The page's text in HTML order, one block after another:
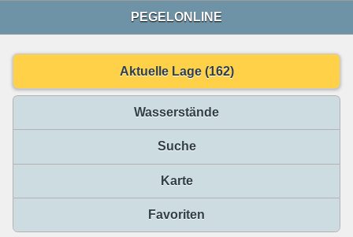
PEGELONLINE
Aktuelle Lage (162)
Wasserstände
Suche
Karte
Favoriten